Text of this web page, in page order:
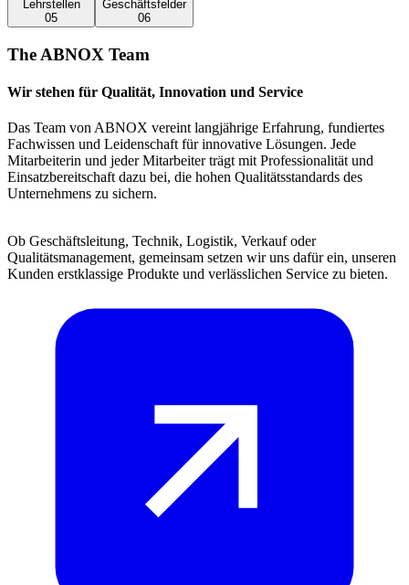
Lehrstellen
05
Geschäftsfelder
06
The ABNOX Team
Wir stehen für Qualität, Innovation und Service
Das Team von ABNOX vereint langjährige Erfahrung, fundiertes
Fachwissen und Leidenschaft für innovative Lösungen. Jede
Mitarbeiterin und jeder Mitarbeiter trägt mit Professionalität und
Einsatzbereitschaft dazu bei, die hohen Qualitätsstandards des
Unternehmens zu sichern.
Ob Geschäftsleitung, Technik, Logistik, Verkauf oder
Qualitätsmanagement, gemeinsam setzen wir uns dafür ein, unseren
Kunden erstklassige Produkte und verlässlichen Service zu bieten.